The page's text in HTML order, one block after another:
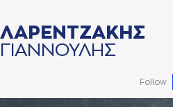
ΛAΡΕΝΤΖAΚΗΣ
ΓΙAΝΝΟΥΛΗΣ
Follow